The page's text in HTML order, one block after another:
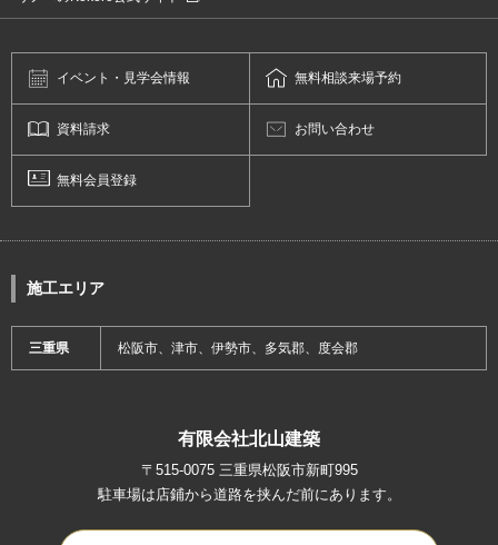
イベント・ 見学会情報 無料相談来場予約
資料請求 お問い合わせ
無料会員登録
施工エリア
三重県 松阪市、津市、伊勢市、多気郡、度会郡
有限会社北山建築
〒515-0075 三重県松阪市新町995
駐車場は店鋪から道路を挟んだ前にあります。